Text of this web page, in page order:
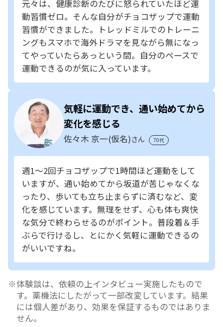
元々は、健康診断のたびに怒られていたほど運
動習慣ゼロ。そんな自分がチョコザップで運動
習慣ができました。トレッドミルでのトレーニ
ングもスマホで海外ドラマを見ながら無になっ
てやっていたらあっという間。自分のペースで
運動できるのが気に入っています。
気軽に運動でき、通い始めてから
変化を感じる
佐々木 京一(仮名)さん 70代
週1～2回チョコザップで1時間ほど運動をして
いますが、通い始めてから坂道が苦じゃなくな
ったり、歩いても立ち止まらずに済むなど、変
化を感じています。無理をせず、心も体も爽快
な気分で終わらせるのがポイント。普段着＆手
ぶらで行けるし、とにかく気軽に運動できるの
がいいですね。
体験談は、依頼の上インタビュー実施したもので
す。薬機法にしたがって一部改変しています。結果
には個人差があり、効果を保証するものではありま
せん。